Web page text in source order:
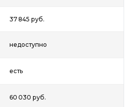
37 845 руб.
недоступно
есть
60 030 руб.